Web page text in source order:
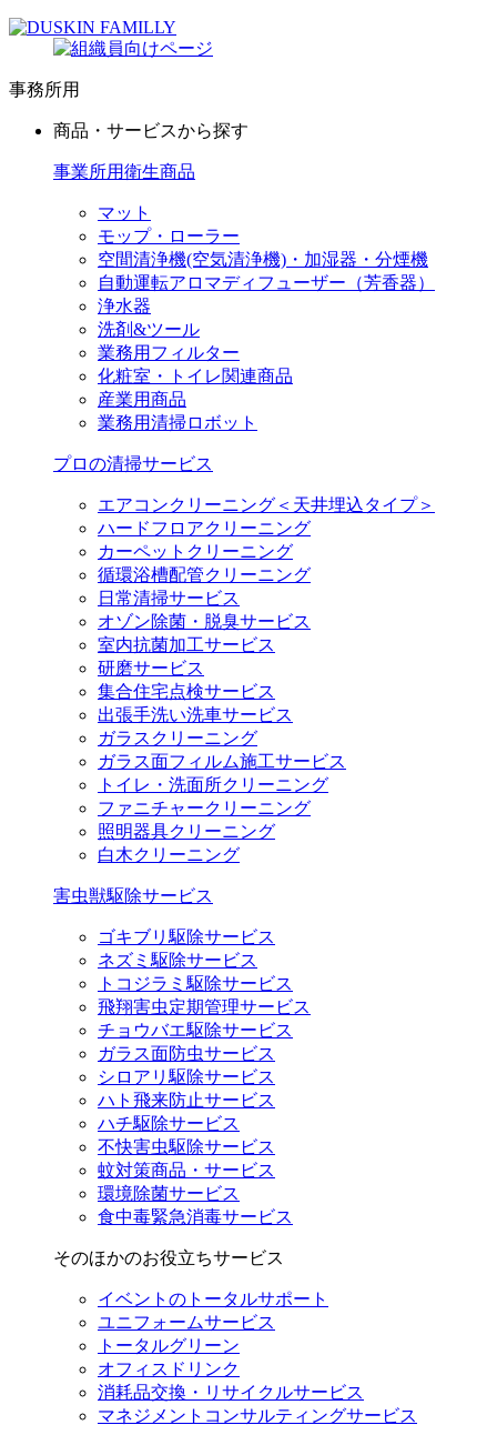
事務所用
商品・サービスから探す
事業所用衛生商品
マット
モップ・ローラー
空間清浄機(空気清浄機)・加湿器・分煙機
自動運転アロマディフューザー（芳香器）
浄水器
洗剤&ツール
業務用フィルター
化粧室・トイレ関連商品
産業用商品
業務用清掃ロボット
プロの清掃サービス
エアコンクリーニング＜天井埋込タイプ＞
ハードフロアクリーニング
カーペットクリーニング
循環浴槽配管クリーニング
日常清掃サービス
オゾン除菌・脱臭サービス
室内抗菌加工サービス
研磨サービス
集合住宅点検サービス
出張手洗い洗車サービス
ガラスクリーニング
ガラス面フィルム施工サービス
トイレ・洗面所クリーニング
ファニチャークリーニング
照明器具クリーニング
白木クリーニング
害虫獣駆除サービス
ゴキブリ駆除サービス
ネズミ駆除サービス
トコジラミ駆除サービス
飛翔害虫定期管理サービス
チョウバエ駆除サービス
ガラス面防虫サービス
シロアリ駆除サービス
ハト飛来防止サービス
ハチ駆除サービス
不快害虫駆除サービス
蚊対策商品・サービス
環境除菌サービス
食中毒緊急消毒サービス
そのほかのお役立ちサービス
イベントのトータルサポート
ユニフォームサービス
トータルグリーン
オフィスドリンク
消耗品交換・リサイクルサービス
マネジメントコンサルティングサービス